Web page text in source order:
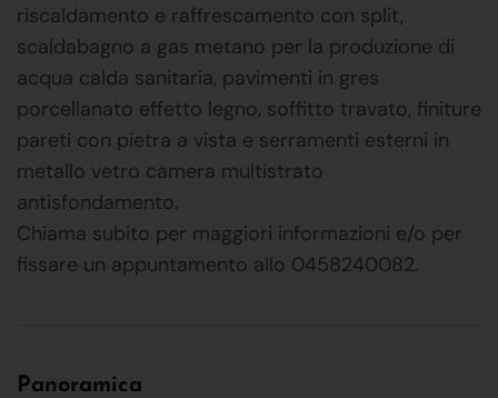
riscaldamento e raffrescamento con split,
scaldabagno a gas metano per la produzione di
acqua calda sanitaria, pavimenti in gres
porcellanato effetto legno, soffitto travato, finiture
pareti con pietra a vista e serramenti esterni in
metallo vetro camera multistrato
antisfondamento.
Chiama subito per maggiori informazioni e/o per
fissare un appuntamento allo 0458240082.
Panoramica